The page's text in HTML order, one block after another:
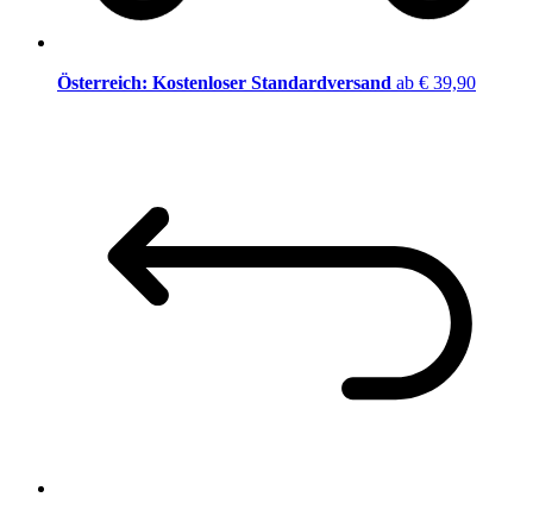
Österreich: Kostenloser Standardversand ab € 39,90